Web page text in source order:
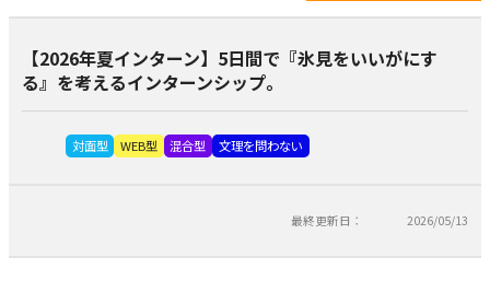
【2026年夏インターン】5日間で『氷見をいいがにす
る』を考えるインターンシップ。
対面型 WEB型 混合型 文理を問わない
最終更新日： 2026/05/13